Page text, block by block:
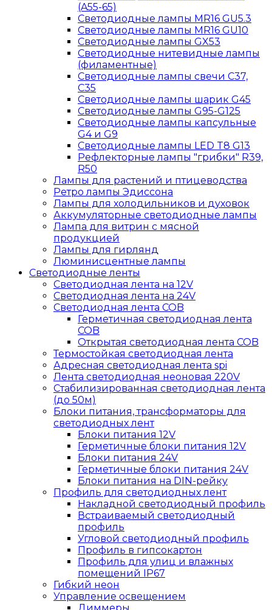
(A55-65)
Светодиодные лампы MR16 GU5.3
Светодиодные лампы MR16 GU10
Светодиодные лампы GX53
Светодиодные нитевидные лампы
(филаментные)
Светодиодные лампы свечи C37,
C35
Светодиодные лампы шарик G45
Светодиодные лампы G95-G125
Светодиодные лампы капсульные
G4 и G9
Светодиодные лампы LED T8 G13
Рефлекторные лампы "грибки" R39,
R50
Лампы для растений и птицеводства
Ретро лампы Эдиссона
Лампы для холодильников и духовок
Аккумуляторные светодиодные лампы
Лампа для витрин с мясной
продукцией
Лампы для гирлянд
Люминисцентные лампы
Светодиодные ленты
Светодиодная лента на 12V
Светодиодная лента на 24V
Светодиодная лента COB
Герметичная светодиодная лента
COB
Открытая светодиодная лента COB
Термостойкая светодиодная лента
Адресная светодиодная лента spi
Лента светодиодная неоновая 220V
Стабилизированная светодиодная лента
(до 50м)
Блоки питания, трансформаторы для
светодиодных лент
Блоки питания 12V
Герметичные блоки питания 12V
Блоки питания 24V
Герметичные блоки питания 24V
Блоки питания на DIN-рейку
Профиль для светодиодных лент
Накладной светодиодный профиль
Встраиваемый светодиодный
профиль
Угловой светодиодный профиль
Профиль в гипсокартон
Профиль для улиц и влажных
помещений IP67
Гибкий неон
Управление освещением